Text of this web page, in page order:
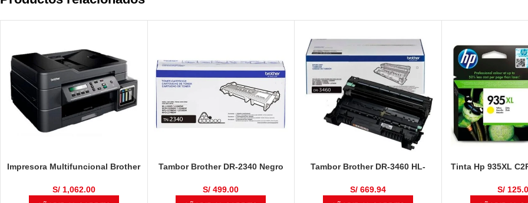
Impresora Multifuncional Brother
S/1,062.00
Tambor Brother DR-2340 Negro
S/ 499.00
Tambor Brother DR-3460 HL-
L5650DN / MFC-L6700 / MFC-
L6900DW / MFC-L5900DW 50,000
S/ 669.94
Tinta Hp 935XL
S/